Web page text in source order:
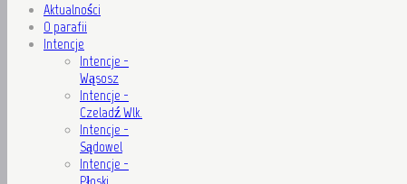
Aktualności
O parafii
Intencje
Intencje -
Wąsosz
Intencje -
Czeladź Wlk.
Intencje -
Sądowel
Intencje -